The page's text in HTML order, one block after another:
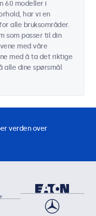
60 modeller i
har vi en
alle bruksområder.
som passer til din
med våre
med å ta det riktige
alle dine spørsmål
verden over